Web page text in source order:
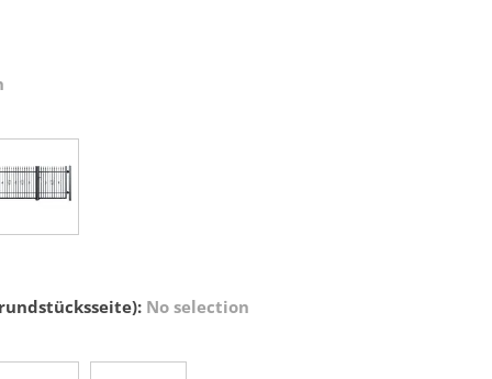
: No selection